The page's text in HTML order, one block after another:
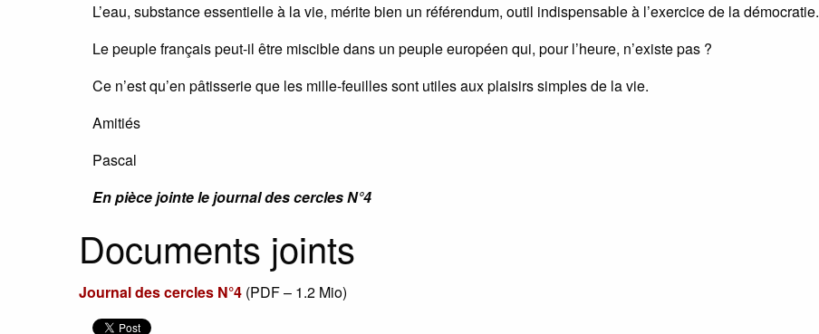
L’eau, substance essentielle à la vie, mérite bien un référendum, outil indispensable à l’exercice de la démocratie.
Le peuple français peut-il être miscible dans un peuple européen qui, pour l’heure, n’existe pas ?
Ce n’est qu’en pâtisserie que les mille-feuilles sont utiles aux plaisirs simples de la vie.
Amitiés
Pascal
En pièce jointe le journal des cercles N°4
Documents joints
Journal des cercles N°4 (PDF – 1.2 Mio)